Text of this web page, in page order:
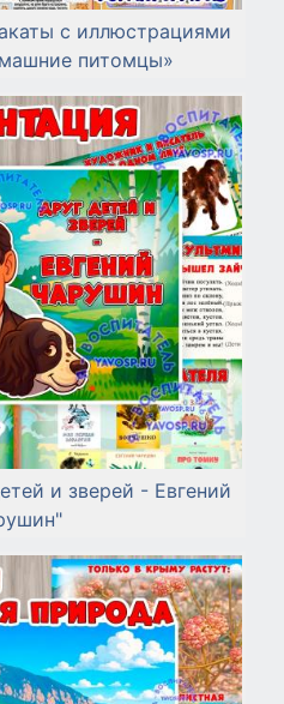
с иллюстрациями
питомцы»
и зверей - Евгений